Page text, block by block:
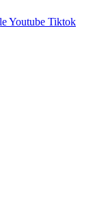
Youtube Tiktok